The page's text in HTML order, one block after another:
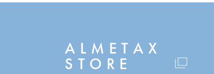
ALMETAX
STORE